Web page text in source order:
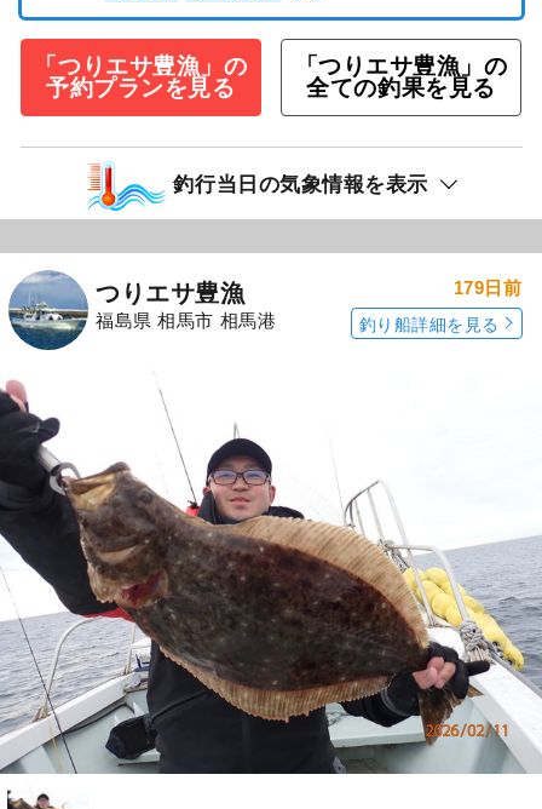
「つりエサ豊漁」の
予約プランを見る
「つりエサ豊漁」の
全ての釣果を見る
釣行当日の気象情報を表示
つりエサ豊漁
福島県 相馬市 相馬港
179日前
釣り船詳細を見る